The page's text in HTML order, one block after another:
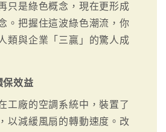
只是綠色概念，現在更形成
。把握住這波綠色潮流，你
類與企業「三贏」的驚人成
保效益
工廠的空調系統中，裝置了
以減緩風扇的轉動速度。改